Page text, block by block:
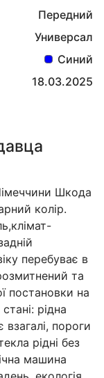
Передний
Универсал
Синий
18.03.2025
Шкода
колір.
перебуває в
та
постановки на
рідна
пороги
рідні без
машина